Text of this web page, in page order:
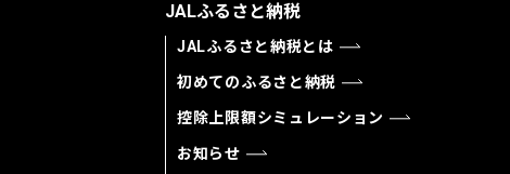
JALふるさと納税
JALふるさと納税とは
初めてのふるさと納税
控除上限額シミュレーション
お知らせ